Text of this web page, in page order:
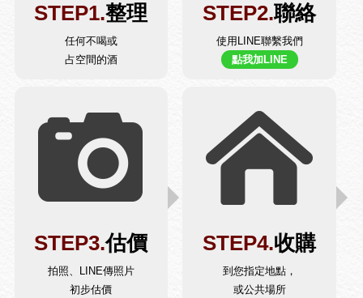
STEP1.整理
任何不喝或
占空間的酒
STEP2.聯絡
使用LINE聯繫我們
點我加LINE
STEP3.估價
拍照、LINE傳照片
初步估價
STEP4.收購
到您指定地點，
或公共場所